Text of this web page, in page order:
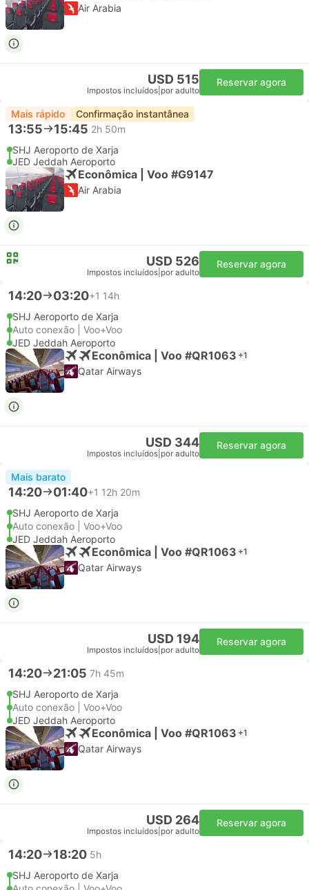
Air Arabia
USD 515
Impostos incluídos por adulto
Reservar agora
Mais rápido Confirmação instantânea
13:55 15:45 2h 50m
SHJ Aeroporto de Xarja
JED Jeddah Aeroporto
Econômica | Voo #G9147
Air Arabia
USD 526
Impostos incluídos por adulto
Reservar agora
14:20 03:20+1 14h
SHJ Aeroporto de Xarja
Auto conexão | Voo+Voo
JED Jeddah Aeroporto
Econômica | Voo #QR1063 +1
Qatar Airways
USD 344
Impostos incluídos por adulto
Reservar agora
Mais barato
14:20 01:40+1 12h 20m
SHJ Aeroporto de Xarja
Auto conexão | Voo+Voo
JED Jeddah Aeroporto
Econômica | Voo #QR1063 +1
Qatar Airways
USD 194
Impostos incluídos por adulto
Reservar agora
14:20 21:05 7h 45m
SHJ Aeroporto de Xarja
Auto conexão | Voo+Voo
JED Jeddah Aeroporto
Econômica | Voo #QR1063 +1
Qatar Airways
USD 264
Impostos incluídos por adulto
Reservar agora
14:20 18:20 5h
SHJ Aeroporto de Xarja